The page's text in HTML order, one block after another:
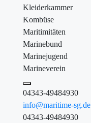
Kleiderkammer
Kombüse
Maritimitäten
Marinebund
Marinejugend
Marineverein
04343-49484930
info@maritime-sg.de
04343-49484930